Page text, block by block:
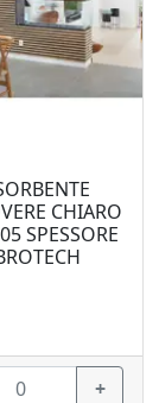
CHIARO
SPESSORE
+